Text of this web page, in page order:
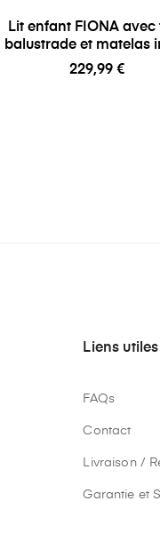
Lit enfant FIONA avec
balustrade et matelas
229,99 €
Liens utiles
FAQs
Contact
Livraison /
Garantie et